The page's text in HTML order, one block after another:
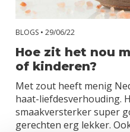
BLOGS • 29/06/22
Hoe zit het nou
of kinderen?
Met zout heeft menig
haat-liefdesverhouding.
smaakversterker super
gerechten erg lekker.